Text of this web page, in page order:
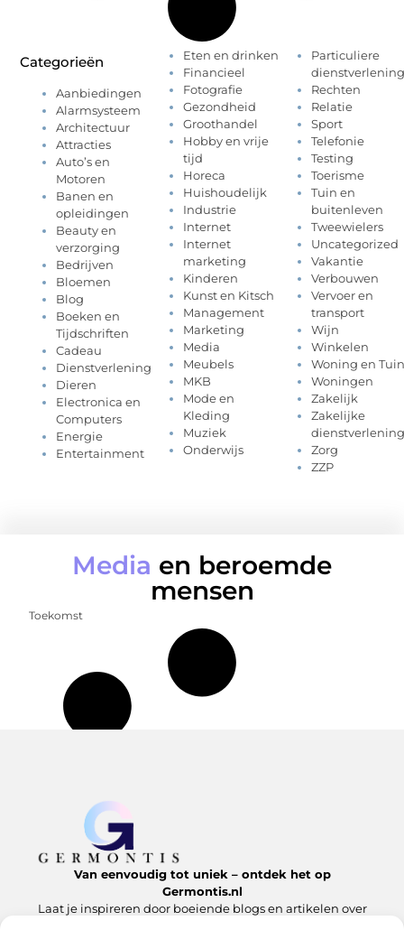
Categorieën
Aanbiedingen
Alarmsysteem
Architectuur
Attracties
Auto’s en
Motoren
Banen en
opleidingen
Beauty en
verzorging
Bedrijven
Bloemen
Blog
Boeken en
Tijdschriften
Cadeau
Dienstverlening
Dieren
Electronica en
Computers
Energie
Entertainment
Eten en drinken
Financieel
Fotografie
Gezondheid
Groothandel
Hobby en vrije
tijd
Horeca
Huishoudelijk
Industrie
Internet
Internet
marketing
Kinderen
Kunst en Kitsch
Management
Marketing
Media
Meubels
MKB
Mode en
Kleding
Muziek
Onderwijs
Particuliere
dienstverlening
Rechten
Relatie
Sport
Telefonie
Testing
Toerisme
Tuin en
buitenleven
Tweewielers
Uncategorized
Vakantie
Verbouwen
Vervoer en
transport
Wijn
Winkelen
Woning en Tuin
Woningen
Zakelijk
Zakelijke
dienstverlening
Zorg
ZZP
Media en beroemde
mensen
Toekomst
Van eenvoudig tot uniek – ontdek het op
Germontis.nl
Laat je inspireren door boeiende blogs en artikelen over